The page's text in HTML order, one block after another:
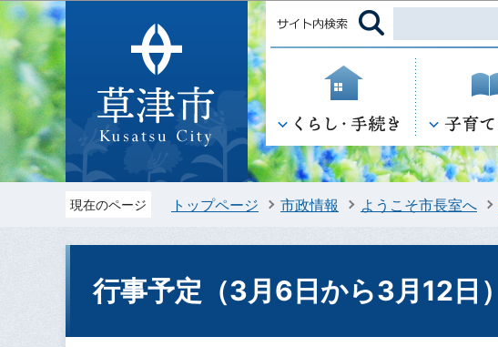
現在のページ トップページ 市政情報 ようこそ市長室へ
行事予定（3月6日から3月12日）